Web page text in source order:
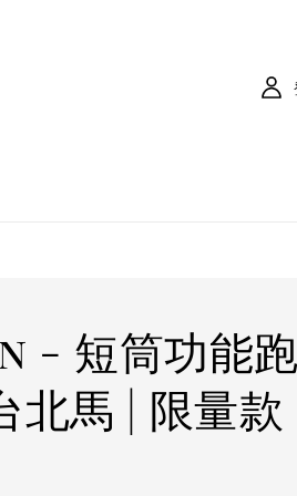
短筒功能
北馬 | 限量款